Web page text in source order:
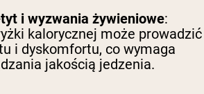
i wyzwania żywieniowe:
kalorycznej może prowadzić
i dyskomfortu, co wymaga
jakością jedzenia.